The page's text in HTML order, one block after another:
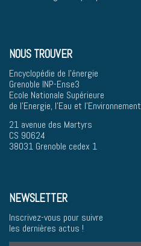
NOUS TROUVER
Encyclopédie de l'énergie
Grenoble INP-Ense3
Ecole Nationale Supérieure
de l'Energie, l'Eau et l'Environnement
21 avenue des Martyrs
CS 90624
38031 Grenoble cedex 1
NEWSLETTER
Inscrivez-vous pour suivre
les dernières actus !